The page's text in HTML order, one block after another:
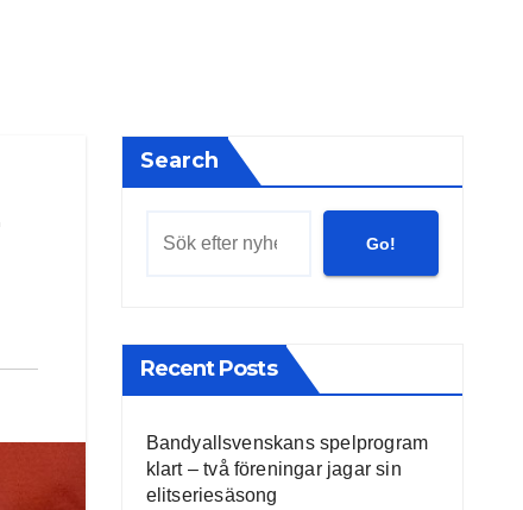
Search
Go!
Recent Posts
Bandyallsvenskans spelprogram
klart – två föreningar jagar sin
elitseriesäsong